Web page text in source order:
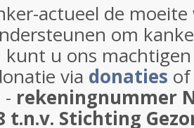
actueel de
om
kunt u ons
via donaties
rekeningnummer
t.n.v. Stichting